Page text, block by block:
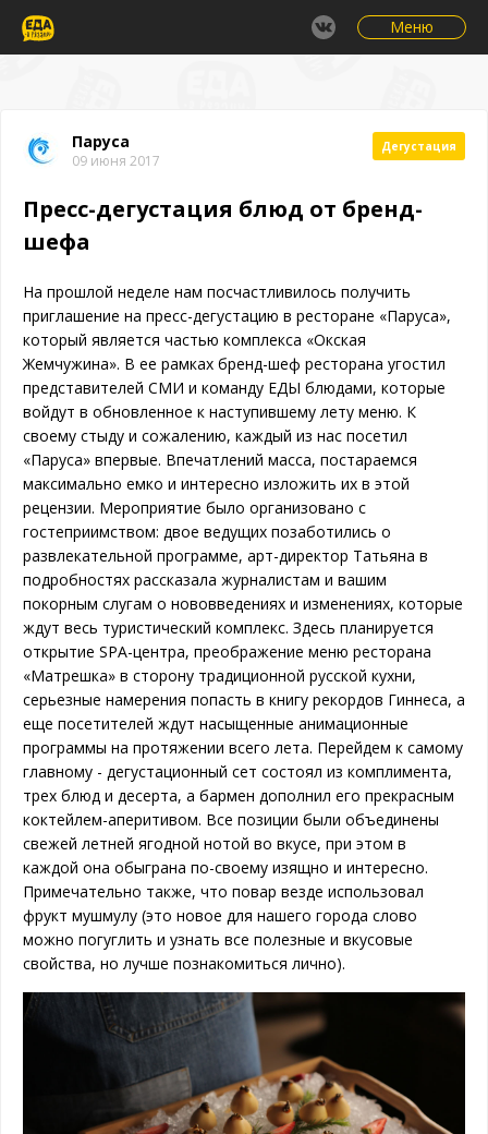
Меню
Паруса
09 июня 2017
Дегустация
Пресс-дегустация блюд от бренд-
шефа
На прошлой неделе нам посчастливилось получить
приглашение на пресс-дегустацию в ресторане «Паруса»,
который является частью комплекса «Окская
Жемчужина». В ее рамках бренд-шеф ресторана угостил
представителей СМИ и команду ЕДЫ блюдами, которые
войдут в обновленное к наступившему лету меню. К
своему стыду и сожалению, каждый из нас посетил
«Паруса» впервые. Впечатлений масса, постараемся
максимально емко и интересно изложить их в этой
рецензии. Мероприятие было организовано с
гостеприимством: двое ведущих позаботились о
развлекательной программе, арт-директор Татьяна в
подробностях рассказала журналистам и вашим
покорным слугам о нововведениях и изменениях, которые
ждут весь туристический комплекс. Здесь планируется
открытие SPA-центра, преображение меню ресторана
«Матрешка» в сторону традиционной русской кухни,
серьезные намерения попасть в книгу рекордов Гиннеса, а
еще посетителей ждут насыщенные анимационные
программы на протяжении всего лета. Перейдем к самому
главному - дегустационный сет состоял из комплимента,
трех блюд и десерта, а бармен дополнил его прекрасным
коктейлем-аперитивом. Все позиции были объединены
свежей летней ягодной нотой во вкусе, при этом в
каждой она обыграна по-своему изящно и интересно.
Примечательно также, что повар везде использовал
фрукт мушмулу (это новое для нашего города слово
можно погуглить и узнать все полезные и вкусовые
свойства, но лучше познакомиться лично).